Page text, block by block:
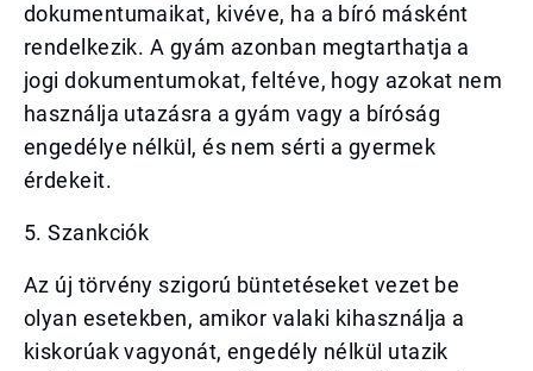
dokumentumaikat, kivéve, ha a bíró másként
rendelkezik. A gyám azonban megtarthatja a
jogi dokumentumokat, feltéve, hogy azokat nem
használja utazásra a gyám vagy a bíróság
engedélye nélkül, és nem sérti a gyermek
érdekeit.
5. Szankciók
Az új törvény szigorú büntetéseket vezet be
olyan esetekben, amikor valaki kihasználja a
kiskorúak vagyonát, engedély nélkül utazik